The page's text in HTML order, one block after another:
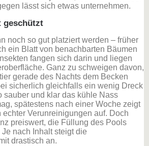
lässt sich etwas unternehmen.
geschützt
noch so gut platziert werden – früher
ein Blatt von benachbarten Bäumen
fangen sich darin und liegen
Ganz zu schweigen davon,
gerade des Nachts dem Becken
sicherlich gleichfalls ein wenig Dreck
sauber und klar das kühle Nass
spätestens nach einer Woche zeigt
Verunreinigungen auf. Doch
preiswert, die Füllung des Pools
nach Inhalt steigt die
drastisch an.